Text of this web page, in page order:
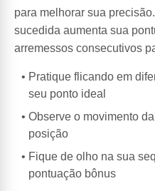
para melhorar sua
sucedida aumenta sua
arremessos consecutivos
Pratique flicando em
seu ponto ideal
Observe o movimento
posição
Fique de olho na sua
pontuação bônus